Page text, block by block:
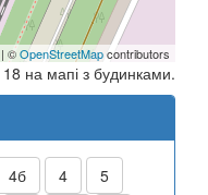
| ©OpenStreetMapcontributors
на мапі з будинками.
4б 4 5